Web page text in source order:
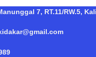
7, RT.11/RW.5,